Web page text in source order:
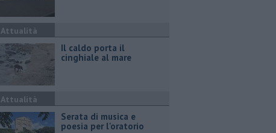
Attualità
Il caldo porta il
cinghiale al mare
Attualità
Serata di musica e
poesia per l'oratorio